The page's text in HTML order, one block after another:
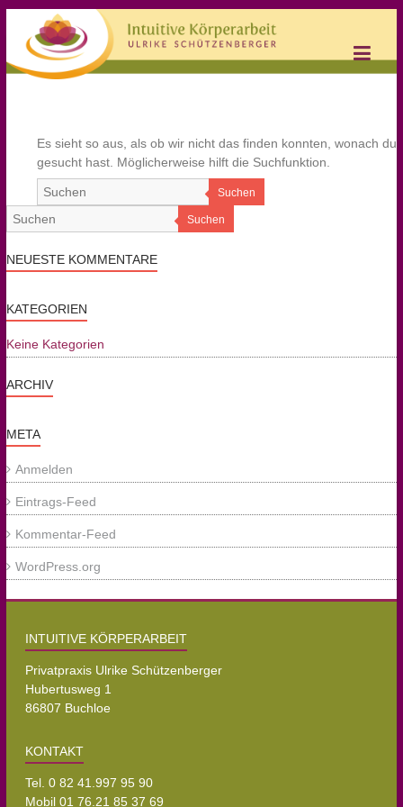
Intuitive
Körperarbeit
Schützenberger
Privatpraxis
Mensch
Tier
Es sieht so aus, als ob wir nicht das finden konnten, wonach du
gesucht hast. Möglicherweise hilft die Suchfunktion.
Suchen
Suchen
NEUESTE KOMMENTARE
KATEGORIEN
Keine Kategorien
ARCHIV
META
Anmelden
Eintrags-Feed
Kommentar-Feed
WordPress.org
INTUITIVE KÖRPERARBEIT
Privatpraxis Ulrike Schützenberger
Hubertusweg 1
86807 Buchloe
KONTAKT
Tel.0 82 41.997 95 90
Mobil01 76.21 85 37 69